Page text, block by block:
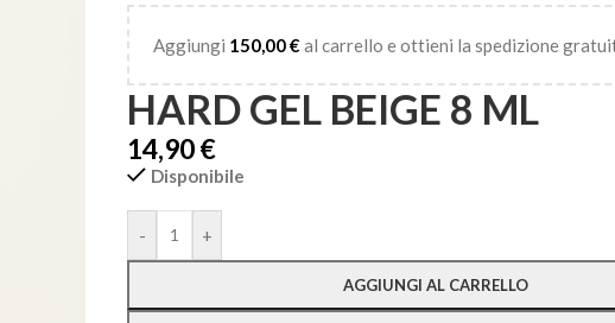
Aggiungi 150,00€ al carrello e ottieni la spedizione
HARD GEL BEIGE 8 ML
14,90€
Disponibile
- +
AGGIUNGI AL CARRELLO